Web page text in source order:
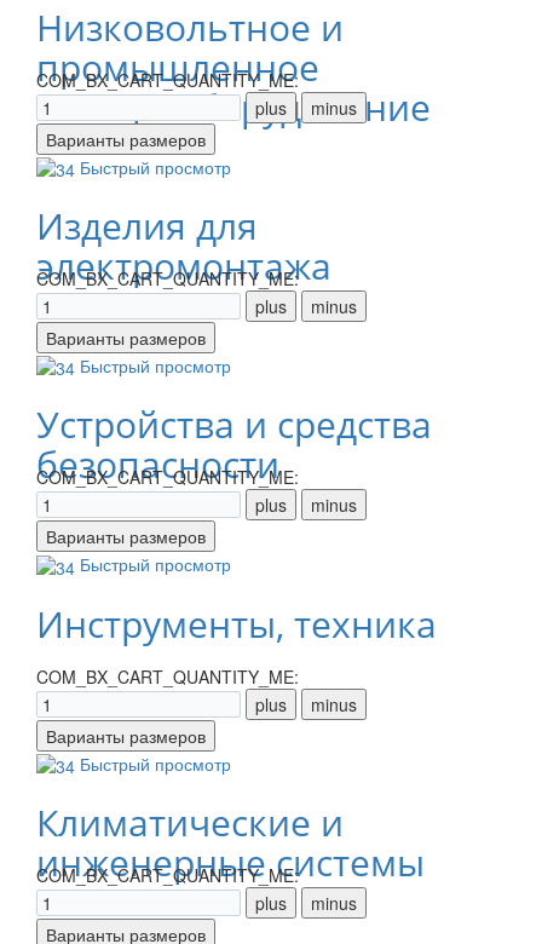
Низковольтное и
промышленное
электрооборудование
COM_BX_CART_QUANTITY_ME:
Быстрый просмотр
Изделия для
электромонтажа
COM_BX_CART_QUANTITY_ME:
Быстрый просмотр
Устройства и средства
безопасности
COM_BX_CART_QUANTITY_ME:
Быстрый просмотр
Инструменты, техника
COM_BX_CART_QUANTITY_ME:
Быстрый просмотр
Климатические и
инженерные системы
COM_BX_CART_QUANTITY_ME: